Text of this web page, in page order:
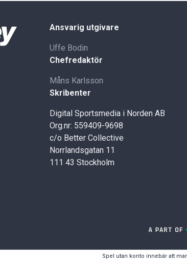
Ansvarig utgivare
Uffe Bodin
Chefredaktör
Måns Karlsson
Skribenter
Digital Sportsmedia i Norden AB
Org.nr: 559409-9698
c/o Better Collective
Norrlandsgatan 11
111 43 Stockholm
Spel utan konto innebär att